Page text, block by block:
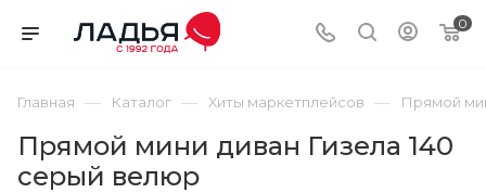
0
Главная — Каталог — Хиты маркетплейсов — Прямой
Прямой мини диван Гизела 140
серый велюр